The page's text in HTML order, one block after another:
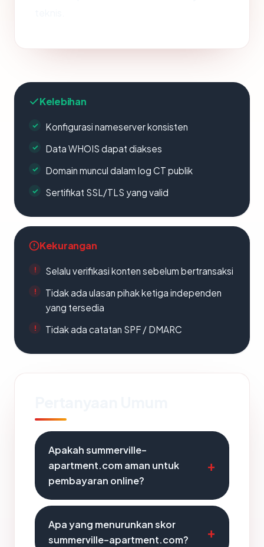
Kelebihan
Konfigurasi nameserver konsisten
Data WHOIS dapat diakses
Domain muncul dalam log CT publik
Sertifikat SSL/TLS yang valid
Kekurangan
Selalu verifikasi konten sebelum bertransaksi
Tidak ada ulasan pihak ketiga independen
yang tersedia
Tidak ada catatan SPF / DMARC
Apakah summerville-
apartment.com aman untuk
pembayaran online?
Apa yang menurunkan skor
summerville-apartment.com?